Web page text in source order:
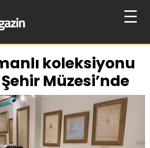
koleksiyonu
Müzesi’nde